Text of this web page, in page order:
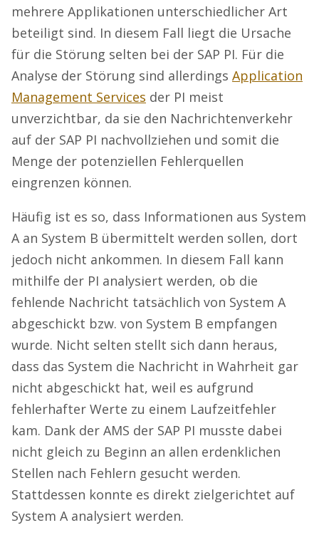
mehrere Applikationen unterschiedlicher Art
beteiligt sind. In diesem Fall liegt die Ursache
für die Störung selten bei der SAP PI. Für die
Analyse der Störung sind allerdings Application
Management Services der PI meist
unverzichtbar, da sie den Nachrichtenverkehr
auf der SAP PI nachvollziehen und somit die
Menge der potenziellen Fehlerquellen
eingrenzen können.
Häufig ist es so, dass Informationen aus System
A an System B übermittelt werden sollen, dort
jedoch nicht ankommen. In diesem Fall kann
mithilfe der PI analysiert werden, ob die
fehlende Nachricht tatsächlich von System A
abgeschickt bzw. von System B empfangen
wurde. Nicht selten stellt sich dann heraus,
dass das System die Nachricht in Wahrheit gar
nicht abgeschickt hat, weil es aufgrund
fehlerhafter Werte zu einem Laufzeitfehler
kam. Dank der AMS der SAP PI musste dabei
nicht gleich zu Beginn an allen erdenklichen
Stellen nach Fehlern gesucht werden.
Stattdessen konnte es direkt zielgerichtet auf
System A analysiert werden.